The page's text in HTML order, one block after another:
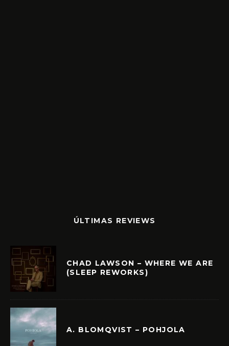
ÚLTIMAS REVIEWS
CHAD LAWSON – WHERE WE ARE
(SLEEP REWORKS)
A. BLOMQVIST – POHJOLA